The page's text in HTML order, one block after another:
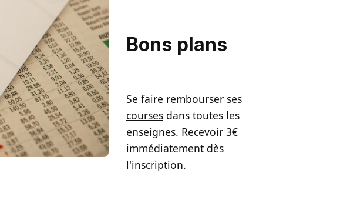
Bons plans
Se faire rembourser ses
coursesdans toutes les
enseignes. Recevoir 3€
immédiatement dès
l'inscription.